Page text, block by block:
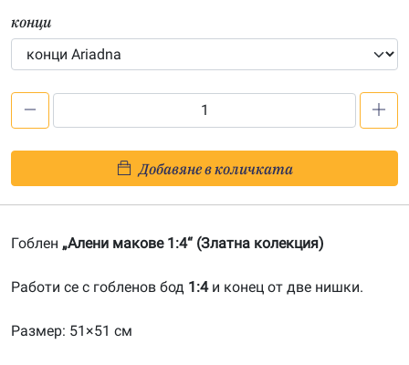
конци
макове
1:4-
Добавяне в количката
Гоблен „Алени макове 1:4“ (Златна колекция)
Работи се с гобленов бод 1:4и конец от две нишки.
Размер: 51×51 см